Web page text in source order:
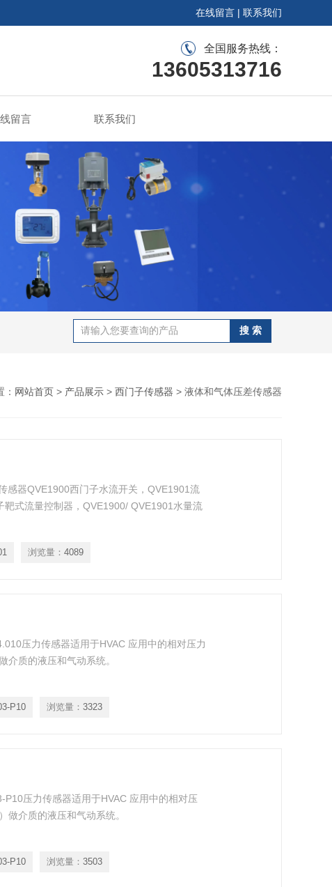
在线留言 | 联系我们
全国服务热线：
13605313716
留言 联系我们
网站首页 > 产品展示 > 西门子传感器 > 液体和气体压差传感器
感器QVE1900西门子水流开关，QVE1901流
式流量控制器，QVE1900/ QVE1901水量流
浏览量： 4089
压力传感器适用于HVAC 应用中的相对压力
介质的液压和气动系统。
P10 浏览量： 3323
压力传感器适用于HVAC 应用中的相对压
做介质的液压和气动系统。
P10 浏览量： 3503